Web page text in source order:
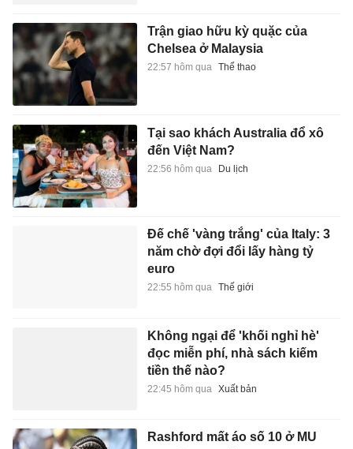
Trận giao hữu kỳ quặc của
Chelsea ở Malaysia
22:57 hôm qua Thể thao
Tại sao khách Australia đổ xô
đến Việt Nam?
22:56 hôm qua Du lịch
Đế chế 'vàng trắng' của Italy: 3
năm chờ đợi đổi lấy hàng tỷ
euro
22:55 hôm qua Thế giới
Không ngại để 'khối nghỉ hè'
đọc miễn phí, nhà sách kiếm
tiền thế nào?
22:45 hôm qua Xuất bản
Rashford mất áo số 10 ở MU